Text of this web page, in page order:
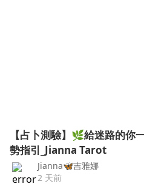
【占卜測驗】🌿給迷路的你
勢指引_Jianna Tarot
Jianna🦋吉雅娜
2 天前